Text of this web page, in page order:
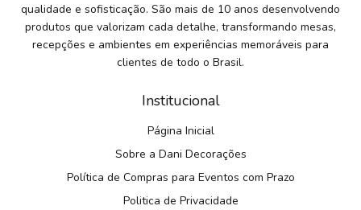
qualidade e sofisticação. São mais de 10 anos desenvolvendo
produtos que valorizam cada detalhe, transformando mesas,
recepções e ambientes em experiências memoráveis para
clientes de todo o Brasil.
Institucional
Página Inicial
Sobre a Dani Decorações
Política de Compras para Eventos com Prazo
Politica de Privacidade